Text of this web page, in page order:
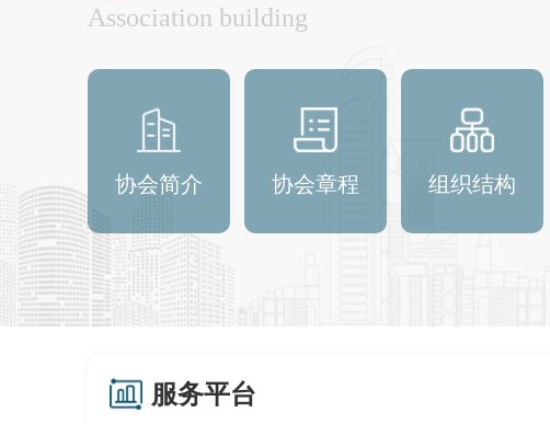
Association building
协会简介 协会章程 组织结构
服务平台